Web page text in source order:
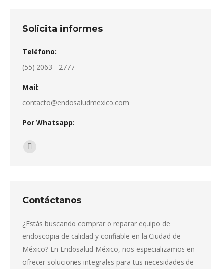
Solicita informes
Teléfono:
(55) 2063 - 2777
Mail:
contacto@endosaludmexico.com
Por Whatsapp:
Encuéntranos en:
Whatsapp
new
Contáctanos
¿Estás buscando comprar o reparar equipo de
endoscopia de calidad y confiable en la Ciudad de
México? En Endosalud México, nos especializamos en
ofrecer soluciones integrales para tus necesidades de